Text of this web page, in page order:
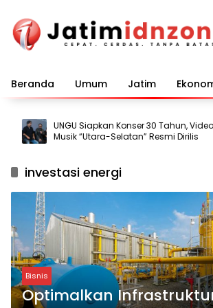
konten
Beranda Umum Jatim
UNGU Siapkan Konser 30 Tahun, Video
Musik “Utara-Selatan” Resmi Dirilis
investasi energi
Bisnis
Optimalkan